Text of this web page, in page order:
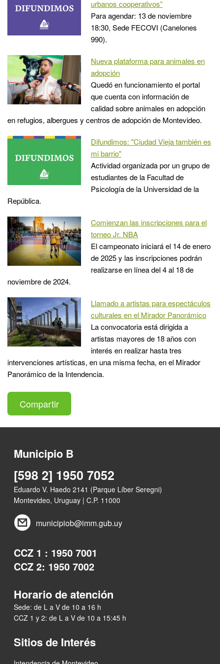
urbanos cooperativos”
Para agendar: 13 de noviembre
18:30, Sede FECOVI (Canelones
990).
Nueva plataforma para animales en
adopción
Quedó en funcionamiento el portal
que cuenta con información de
calidad sobre animales en adopción
en refugios, albergues y centros de adopción de Montevideo.
Difundimos: "Ciudad Vieja también es
mi barrio"
Actividad organizada por un grupo de
estudiantes de la Facultad de
Psicología de la Universidad de la
República.
Comienzan las inscripciones para el
torneo Jr. NBA
El campeonato iniciará el 14 de enero
de 2025 y las inscripciones podrán
realizarse en línea del 4 al 18 de
noviembre de 2024.
Llamado a artistas para espectáculos
culturales en el Mirador Panorámico
La convocatoria está dirigida a
artistas mayores de 18 años con
interés en realizar hasta tres
intervenciones artísticas, en una misma fecha, en el Mirador
Panorámico de la Intendencia.
Compartir
Municipio B
[598 2] 1950 7052
Eduardo V. Haedo 2141 (Parque Líber Seregni)
Montevideo, Uruguay | C.P. 11000
municipiob@imm.gub.uy
CCZ 1 : 1950 7001
CCZ 2: 1950 7002
Horario de atención
Sede: de L a V de 10 a 16 h
CCZ 1 y 2: de L a V de 10 a 15:45 h
Sitios de Interés